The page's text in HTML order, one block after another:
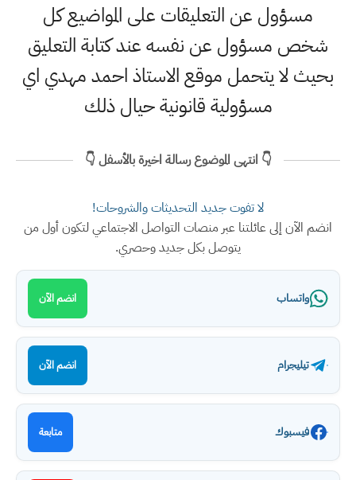
مسؤول عن التعليقات على المواضيع كل
شخص مسؤول عن نفسه عند كتابة التعليق
بحيث لا يتحمل موقع الاستاذ احمد مهدي اي
مسؤولية قانونية حيال ذلك
👇 انتهى الموضوع رسالة اخيرة بالأسفل 👇
لا تفوت جديد التحديثات والشروحات!
انضم الآن إلى عائلتنا عبر منصات التواصل الاجتماعي لتكون أول من
يتوصل بكل جديد وحصري.
واتساب انضم الآن
تيليجرام انضم الآن
فيسبوك متابعة